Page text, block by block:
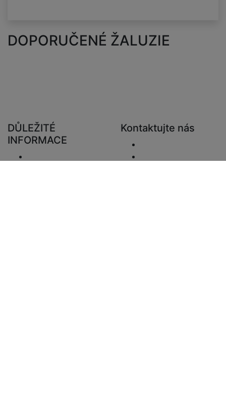
DOPORUČENÉ ŽALUZIE
DŮLEŽITÉ
INFORMACE
Kontaktujte nás